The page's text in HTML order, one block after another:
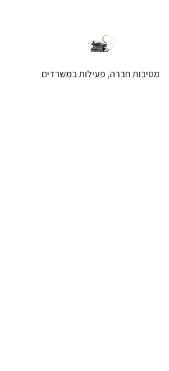
מסיבות חברה, פעילות במשרדים